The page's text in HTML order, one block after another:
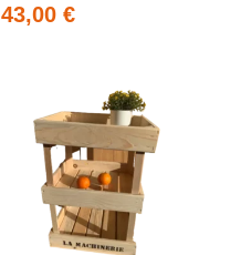
43,00€